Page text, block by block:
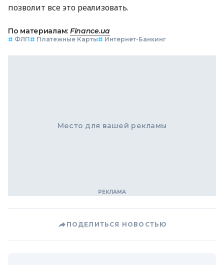
позволит все это реализовать.
По материалам: Finance.ua
# ФЛП# Платежные Карты# Интернет-Банкинг
Место для вашей рекламы
ПОДЕЛИТЬСЯ НОВОСТЬЮ